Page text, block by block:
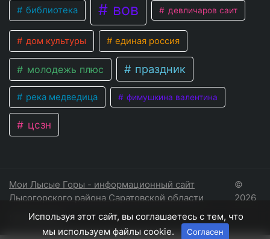
библиотека вов девличаров саит
дом культуры единая россия
молодежь плюс праздник
река медведица фимушкина валентина
цсзн
Мои Лысые Горы - информационный сайт
Лысогорского района Саратовской области
©
2026
Соглашение
Используя этот сайт, вы соглашаетесь с тем, что
мы используем файлы cookie.
Согласен